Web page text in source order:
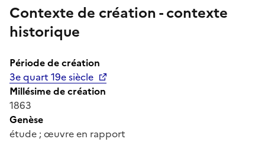
Contexte de création - contexte
historique
Période de création
3e quart 19e siècle
Millésime de création
1863
Genèse
étude ; œuvre en rapport